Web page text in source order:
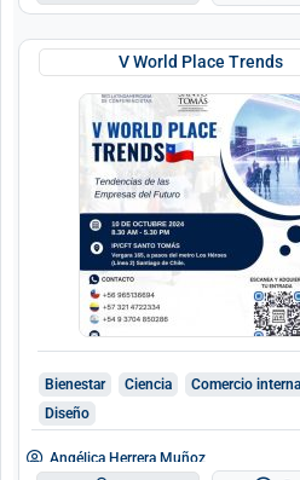
V World Place Trends
Bienestar Ciencia
Comercio
Diseño
Angélica Herrera Muñoz